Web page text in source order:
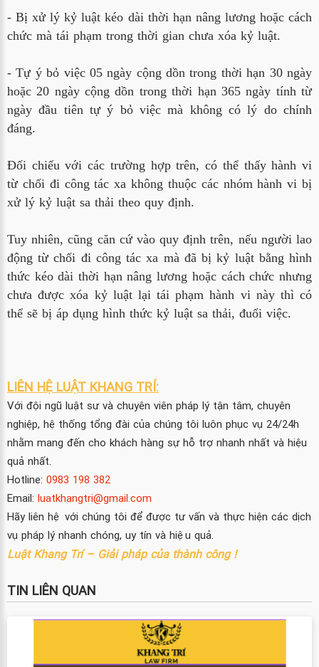
- Bị xử lý kỷ luật kéo dài thời hạn nâng lương hoặc cách
chức mà tái phạm trong thời gian chưa xóa kỷ luật.
- Tự ý bỏ việc 05 ngày cộng dồn trong thời hạn 30 ngày
hoặc 20 ngày cộng dồn trong thời hạn 365 ngày tính từ
ngày đầu tiên tự ý bỏ việc mà không có lý do chính
đáng.
Đối chiếu với các trường hợp trên, có thể thấy hành vi
từ chối đi công tác xa không thuộc các nhóm hành vi bị
xử lý kỷ luật sa thải theo quy định.
Tuy nhiên, cũng căn cứ vào quy định trên, nếu người lao
động từ chối đi công tác xa mà đã bị kỷ luật bằng hình
thức kéo dài thời hạn nâng lương hoặc cách chức nhưng
chưa được xóa kỷ luật lại tái phạm hành vi này thì có
thể sẽ bị áp dụng hình thức kỷ luật sa thải, đuổi việc.
LIÊN HỆ LUẬT KHANG TRÍ:
Với đội ngũ luật sư và chuyên viên pháp lý tận tâm, chuyên
nghiệp, hệ thống tổng đài của chúng tôi luôn phục vụ 24/24h
nhằm mang đến cho khách hàng sự hỗ trợ nhanh nhất và hiệu
quả nhất.
Hotline: 0983 198 382
Email: luatkhangtri@gmail.com
Hãy liên hệ với chúng tôi để được tư vấn và thực hiện các dịch
vụ pháp lý nhanh chóng, uy tín và hiệu quả.
Luật Khang Trí – Giải pháp của thành công !
TIN LIÊN QUAN